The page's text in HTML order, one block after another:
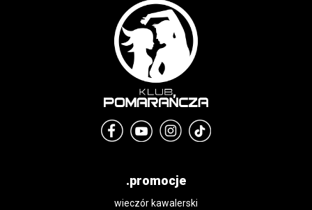
.promocje
wieczór kawalerski